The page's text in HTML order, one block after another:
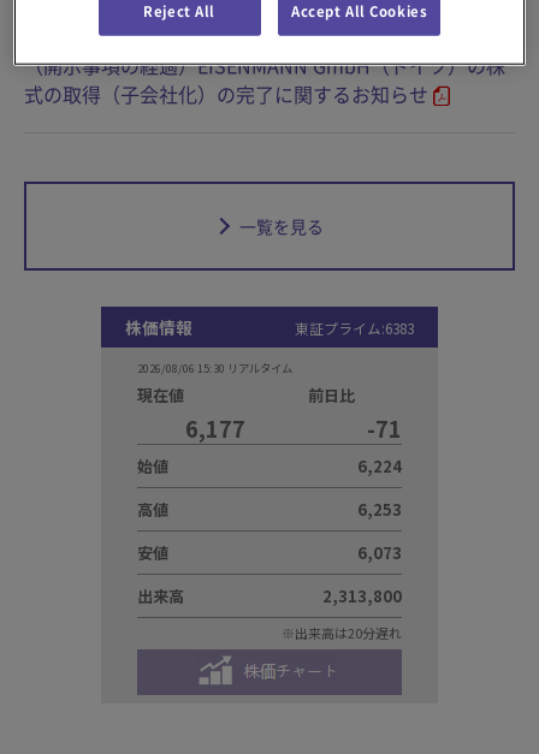
2026年07月02日 IR
（開示事項の経過）EISENMANN GmbH（ドイツ）の株
式の取得（子会社化）の完了に関するお知らせ
一覧を見る
Reject All Accept All Cookies